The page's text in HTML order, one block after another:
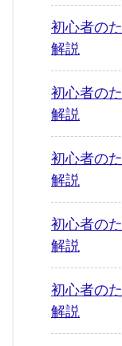
初心者の
解説
初心者の
解説
初心者の
解説
初心者の
解説
初心者の
解説